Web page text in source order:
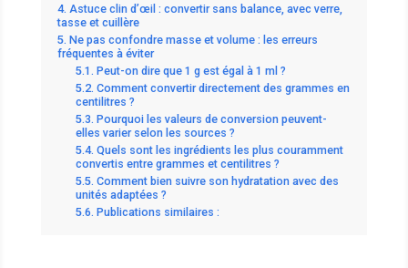
Astuce clin d’œil : convertir sans balance, avec verre,
tasse et cuillère
Ne pas confondre masse et volume : les erreurs
fréquentes à éviter
Peut-on dire que 1 g est égal à 1 ml ?
Comment convertir directement des grammes en
centilitres ?
Pourquoi les valeurs de conversion peuvent-
elles varier selon les sources ?
Quels sont les ingrédients les plus couramment
convertis entre grammes et centilitres ?
Comment bien suivre son hydratation avec des
unités adaptées ?
Publications similaires :